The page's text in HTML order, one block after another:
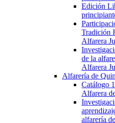
Edición
Tradición
Alfarera
de la
Alfarera
Alfarería de
Catálogo
Alfarera
alfarería